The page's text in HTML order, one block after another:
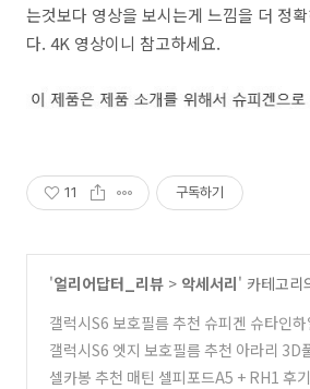
는것보다 영상을 보시는게 느낌을 더 정
다. 4K 영상이니 참고하세요.
11 구독하기
'얼리어답터_리뷰 > 악세서리' 카테고리
갤럭시S6 보호필름 추천 슈피겐 슈타인하
라크리스탈 후기
(1)
갤럭시S6 엣지 보호필름 추천 아라리 3D
휴 플러스 케이스
(1)
셀카봉 추천 매틴 셀피포드A5 + RH1 후기